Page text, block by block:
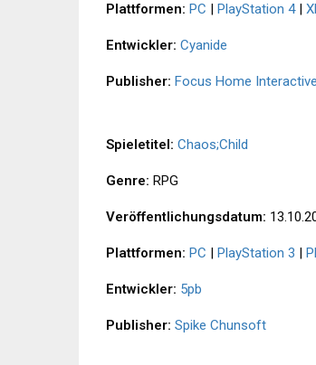
Plattformen: PC | PlayStation 4|
Entwickler: Cyanide
Publisher: Focus Home Interactive
Spieletitel: Chaos;Child
Genre: RPG
Veröffentlichungsdatum:
Plattformen: PC | PlayStation 3 |
Entwickler: 5pb
Publisher: Spike Chunsoft